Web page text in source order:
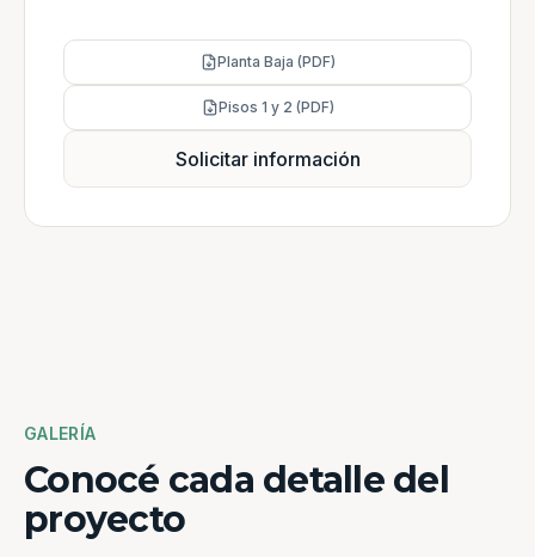
Planta Baja (PDF)
Pisos 1 y 2 (PDF)
Solicitar información
GALERÍA
Conocé cada detalle del
proyecto